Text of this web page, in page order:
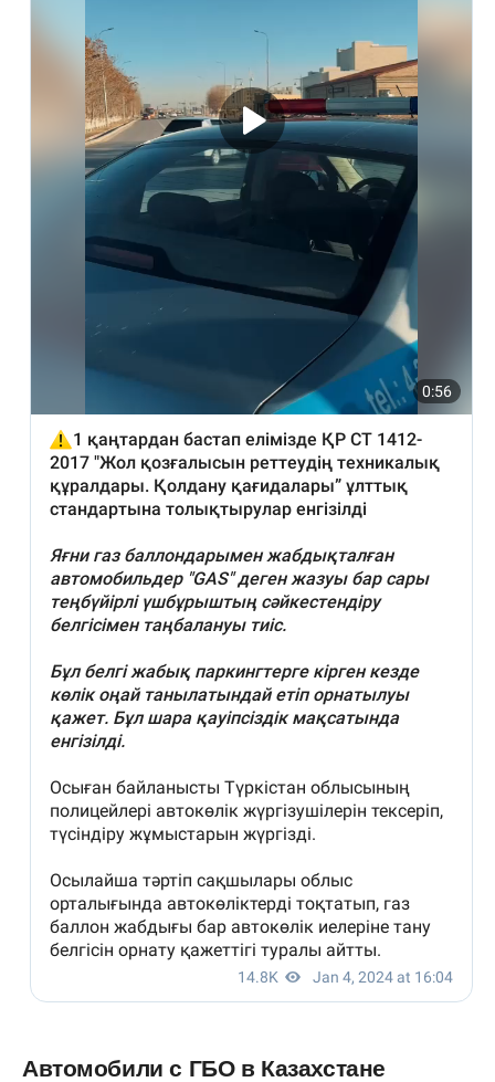
Автомобили с ГБО в Казахстане